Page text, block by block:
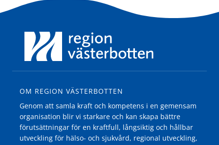
OM REGION VÄSTERBOTTEN
Genom att samla kraft och kompetens i en gemensam
organisation blir vi starkare och kan skapa bättre
förutsättningar för en kraftfull, långsiktig och hållbar
utveckling för hälso- och sjukvård, regional utveckling,